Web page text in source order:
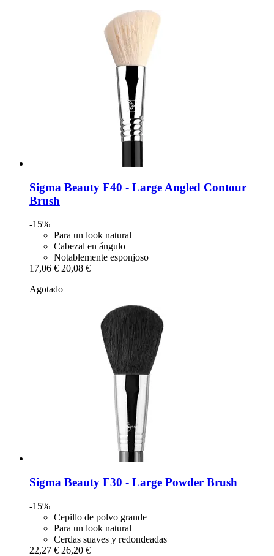
Sigma Beauty F40 -​ Large Angled Contour
Brush
-15%
Para un look natural
Cabezal en ángulo
Notablemente esponjoso
17,06 € 20,08 €
Agotado
Sigma Beauty F30 -​ Large Powder Brush
-15%
Cepillo de polvo grande
Para un look natural
Cerdas suaves y redondeadas
22,27 € 26,20 €